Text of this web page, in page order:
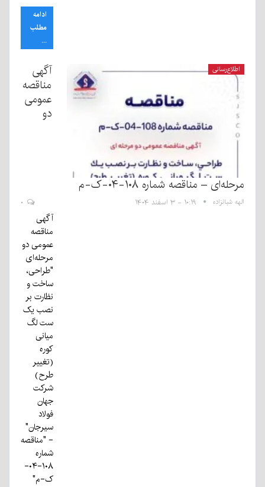
ادامه
مطلب
...
اطلاع‌رسانی
آگهی
مناقصه
عمومی
دو
مرحله‌ای – مناقصه شماره ۱۰۸-۰۴-ک-م
الهه شبانزاده ۱۰:۱۹ - ۳ اسفند ۱۴۰۴
آگهی
مناقصه
عمومی دو
مرحله‌ای
"طراحی،
ساخت و
نظارت بر
نصب يک
ست لگ
ميانی
كوره
(تغيير
طرح)
شرکت
جهان
فولاد
سیرجان"
- "مناقصه
شماره
۱۰۸-۰۴-
ک-م"